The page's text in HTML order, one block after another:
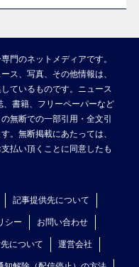
門のネットメディアです。
ス、写真、その他情報は、
ているものです。ニュース
書籍、フリーペーパーなど
無断での一部引用・全文引
。無断掲載にあたっては、
払い頂くことに同意したも
記事提供先について
シー お問い合わせ
について 運営会社